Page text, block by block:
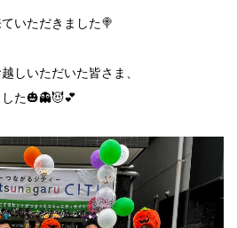
いただきました🍭
しいただいた皆さま、
た🎃👻😈💕